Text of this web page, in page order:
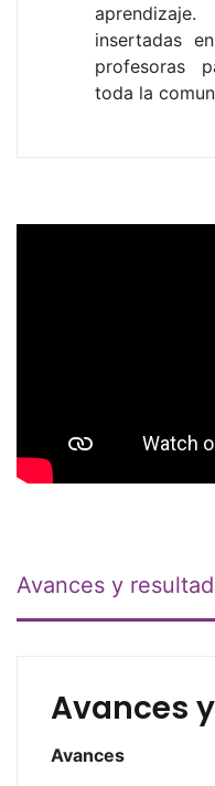
insertadas
profesoras
toda la
Avances y
Avances
Avances